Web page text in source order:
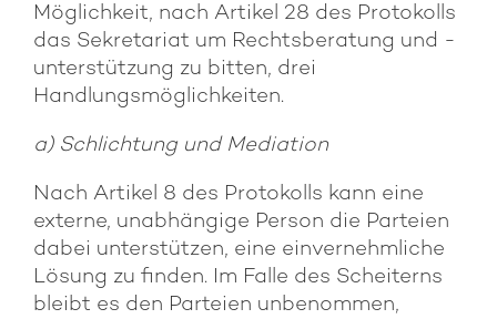
Möglichkeit, nach Artikel 28 des Protokolls
das Sekretariat um Rechtsberatung und -
unterstützung zu bitten, drei
Handlungsmöglichkeiten.
a) Schlichtung und Mediation
Nach Artikel 8 des Protokolls kann eine
externe, unabhängige Person die Parteien
dabei unterstützen, eine einvernehmliche
Lösung zu finden. Im Falle des Scheiterns
bleibt es den Parteien unbenommen,